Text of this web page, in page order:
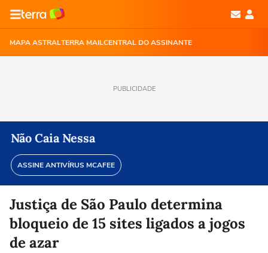
MAPA ASTRALTERRA MAILCENTRAL DO ASSINANTE
PUBLICIDADE
Não Caia Nessa
ASSINE ANTIVÍRUS MCAFEE
Justiça de São Paulo determina
bloqueio de 15 sites ligados a jogos
de azar